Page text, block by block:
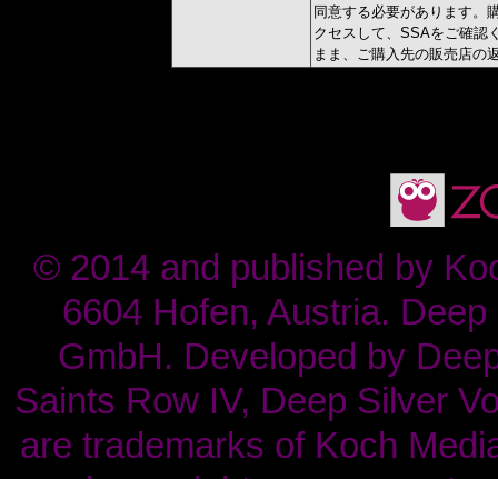
同意する必要があります。
クセスして、SSAをご確認
まま、ご購入先の販売店の
© 2014 and published by
6604 Hofen, Austria.
GmbH. Developed by
Saints Row IV, Deep Silver
are trademarks of Koch